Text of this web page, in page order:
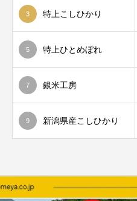
3 特上こしひかり
5 特上ひとめぼれ
7 銀米工房
9 新潟県産こしひかり